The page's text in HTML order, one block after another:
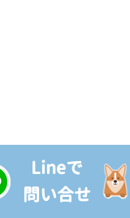
Lineで
問い合せ